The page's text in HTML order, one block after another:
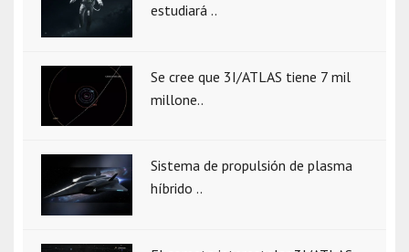
estudiará ..
Se cree que 3I/ATLAS tiene 7 mil
millone..
Sistema de propulsión de plasma
híbrido ..